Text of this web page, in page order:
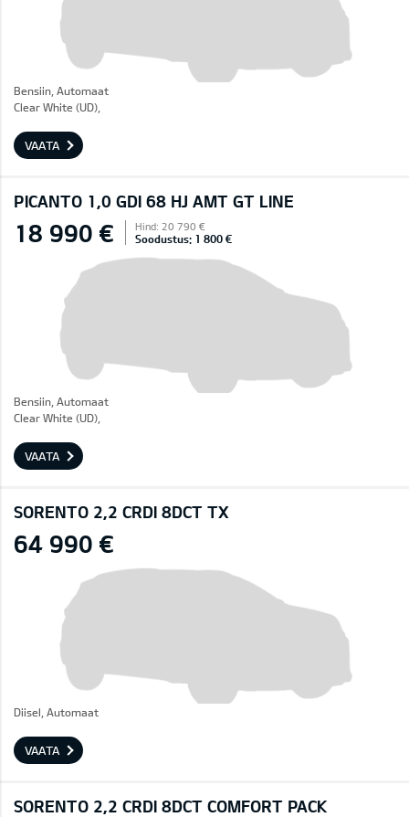
Bensiin, Automaat
Clear White (UD),
VAATA
PICANTO 1,0 GDI 68 HJ AMT GT LINE
18 990 € Hind: 20 790 €
Soodustus: 1 800 €
Bensiin, Automaat
Clear White (UD),
VAATA
SORENTO 2,2 CRDI 8DCT TX
64 990 €
Diisel, Automaat
VAATA
SORENTO 2,2 CRDI 8DCT COMFORT PACK